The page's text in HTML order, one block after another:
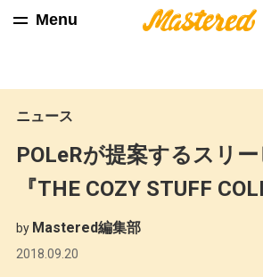
Menu
ニュース
POLeRが提案するスリ
『THE COZY STUFF
by Mastered編集部
2018.09.20